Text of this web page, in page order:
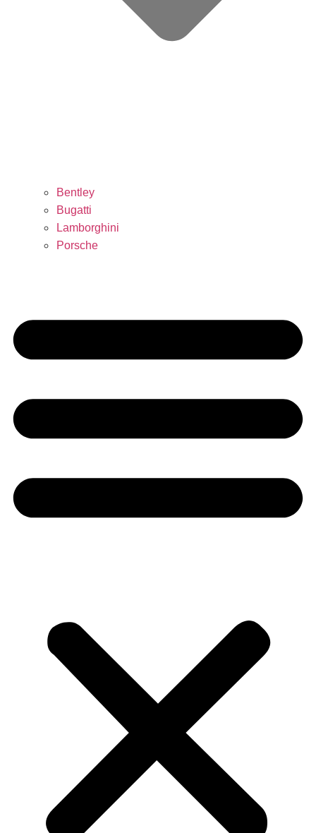
Bentley
Bugatti
Lamborghini
Porsche